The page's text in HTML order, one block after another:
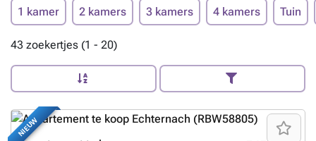
1 kamer 2 kamers 3 kamers 4 kamers Tuin
43 zoekertjes (1 - 20)
NIEUW